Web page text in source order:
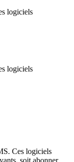
logiciels
logiciels
Ces logiciels
soit abonner